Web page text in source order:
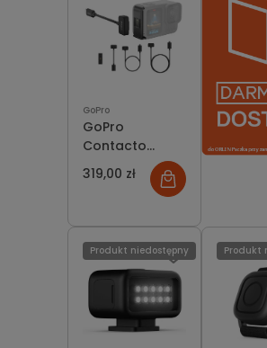
GoPro
GoPro
Contacto
Zestaw z
magnetycznymi
drzwiczkami i
kablem
zasilającym
319,00 zł
Produkt niedostępny Produkt